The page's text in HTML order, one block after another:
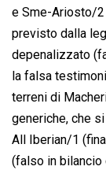
e Sme-Ariosto/2
previsto dalla
depenalizzato
la falsa
terreni di
generiche, che
All Iberian/1
(falso in